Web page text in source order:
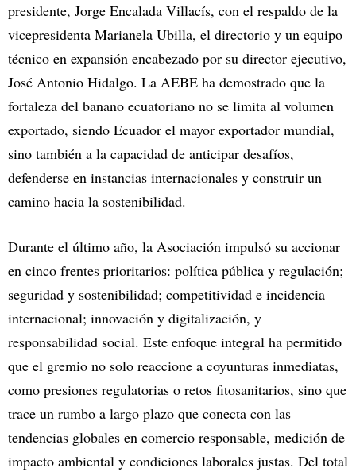
presidente, Jorge Encalada Villacís, con el respaldo de la
vicepresidenta Marianela Ubilla, el directorio y un equipo
técnico en expansión encabezado por su director ejecutivo,
José Antonio Hidalgo. La AEBE ha demostrado que la
fortaleza del banano ecuatoriano no se limita al volumen
exportado, siendo Ecuador el mayor exportador mundial,
sino también a la capacidad de anticipar desafíos,
defenderse en instancias internacionales y construir un
camino hacia la sostenibilidad.
Durante el último año, la Asociación impulsó su accionar
en cinco frentes prioritarios: política pública y regulación;
seguridad y sostenibilidad; competitividad e incidencia
internacional; innovación y digitalización, y
responsabilidad social. Este enfoque integral ha permitido
que el gremio no solo reaccione a coyunturas inmediatas,
como presiones regulatorias o retos fitosanitarios, sino que
trace un rumbo a largo plazo que conecta con las
tendencias globales en comercio responsable, medición de
impacto ambiental y condiciones laborales justas. Del total